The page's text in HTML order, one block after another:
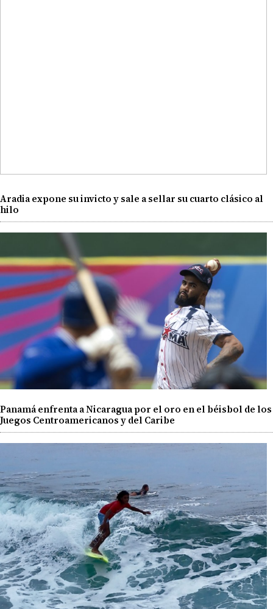
Aradia expone su invicto y sale a sellar su cuarto clásico al
hilo
Panamá enfrenta a Nicaragua por el oro en el béisbol de los
Juegos Centroamericanos y del Caribe